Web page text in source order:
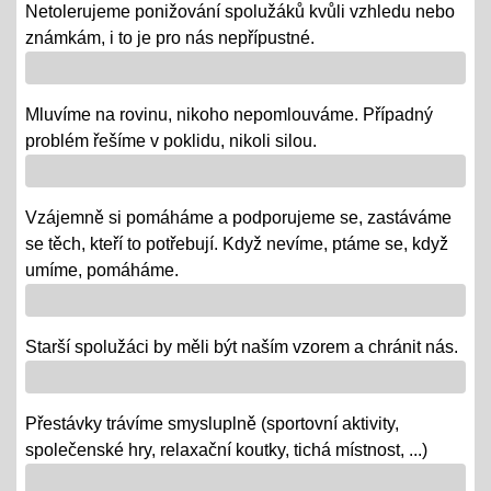
01.12.2018
- po celý ADVENT využijeme projektovou výuku v
letos bez JARMARKU, ale s vrstevnickou výukou ve
VV = "MALÍ UČÍ VELKÉ"
08.10.2018
- vědomostní a výtvarné soutěže
- školní rozhlasové vysílání
Výlety tříd, exkurze
12.06.2018
- od 18. 6. se "chystají" třídy za novými poznatky a
Netolerujeme ponižování spolužáků kvůli vzhledu nebo
známkám, i to je pro nás nepřípustné.
Mluvíme na rovinu, nikoho nepomlouváme. Případný
problém řešíme v poklidu, nikoli silou.
Vzájemně si pomáháme a podporujeme se, zastáváme
se těch, kteří to potřebují. Když nevíme, ptáme se, když
umíme, pomáháme.
Starší spolužáci by měli být naším vzorem a chránit nás.
Přestávky trávíme smysluplně (sportovní aktivity,
společenské hry, relaxační koutky, tichá místnost, ...)